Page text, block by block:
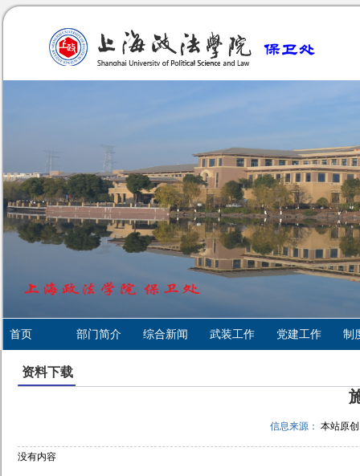
首页 部门简介 综合新闻 武装工作 党建工作 制
资料下载
信息来源： 本站原
没有内容